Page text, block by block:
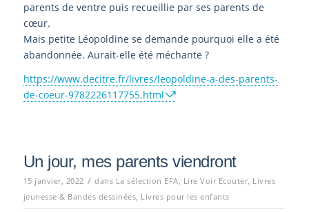
parents de ventre puis recueillie par ses parents de
cœur.
Mais petite Léopoldine se demande pourquoi elle a été
abandonnée. Aurait-elle été méchante ?
https://www.decitre.fr/livres/leopoldine-a-des-parents-
de-coeur-9782226117755.html
Un jour, mes parents viendront
15 janvier, 2022 / dans La sélection EFA, Lire Voir Ecouter, Livres
jeunesse & Bandes dessinées, Livres pour les enfants